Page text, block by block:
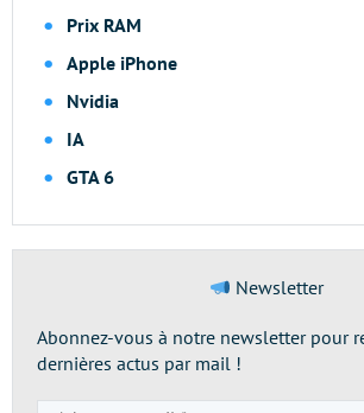
Prix RAM
Apple iPhone
Nvidia
IA
GTA 6
Newsletter
Abonnez-vous à notre newsletter pour
dernières actus par mail !